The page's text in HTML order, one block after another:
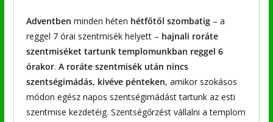
Adventben minden héten hétfőtől szombatig– a
reggel 7 órai szentmisék helyett – hajnali roráte
szentmiséket tartunk templomunkban reggel 6
órakor. A roráte szentmisék után nincs
szentségimádás, kivéve pénteken, amikor szokásos
módon egész napos szentségimádást tartunk az esti
szentmise kezdetéig. Szentségőrzést vállalni a templom